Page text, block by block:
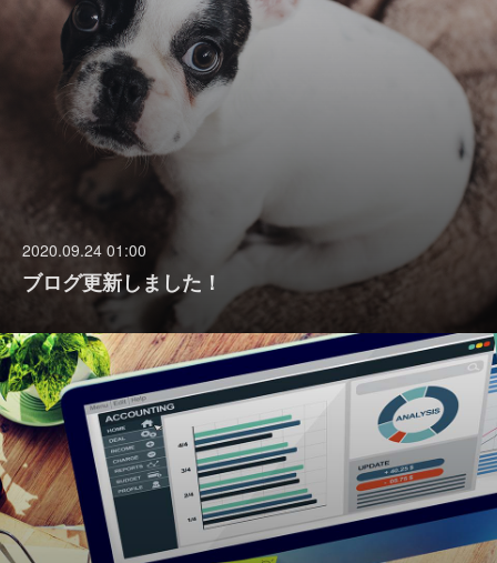
2020.09.24 01:00
ブログ更新しました！